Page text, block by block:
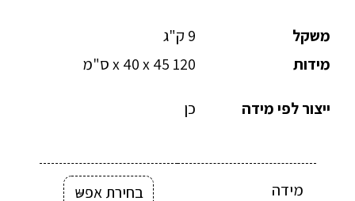
משקל
9 ק"ג
מידות
120 x 40 x 45 ס"מ
ייצור לפי מידה כן
מידה